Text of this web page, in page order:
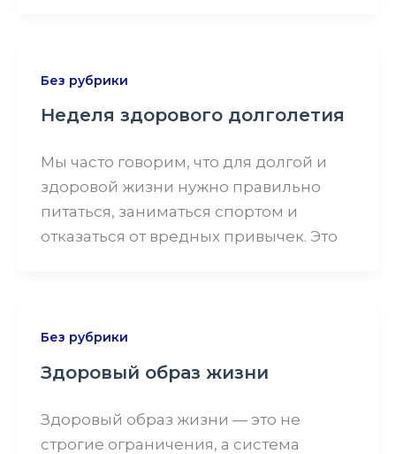
Без рубрики
Неделя здорового долголетия
Мы часто говорим, что для долгой и
здоровой жизни нужно правильно
питаться, заниматься спортом и
отказаться от вредных привычек. Это
Без рубрики
Здоровый образ жизни
Здоровый образ жизни — это не
строгие ограничения, а система